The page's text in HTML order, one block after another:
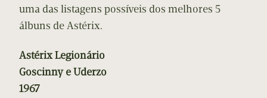
uma das listagens possíveis dos melhores 5
álbuns de Astérix.
Astérix Legionário
Goscinny e Uderzo
1967